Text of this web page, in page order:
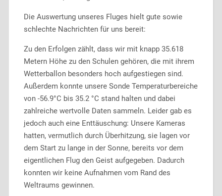
Die Auswertung unseres Fluges hielt gute sowie
schlechte Nachrichten für uns bereit:
Zu den Erfolgen zählt, dass wir mit knapp 35.618
Metern Höhe zu den Schulen gehören, die mit ihrem
Wetterballon besonders hoch aufgestiegen sind.
Außerdem konnte unsere Sonde Temperaturbereiche
von -56.9°C bis 35.2 °C stand halten und dabei
zahlreiche wertvolle Daten sammeln. Leider gab es
jedoch auch eine Enttäuschung: Unsere Kameras
hatten, vermutlich durch Überhitzung, sie lagen vor
dem Start zu lange in der Sonne, bereits vor dem
eigentlichen Flug den Geist aufgegeben. Dadurch
konnten wir keine Aufnahmen vom Rand des
Weltraums gewinnen.